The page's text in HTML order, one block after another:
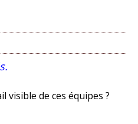
visible de ces équipes ?